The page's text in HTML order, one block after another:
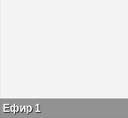
Ефир 1